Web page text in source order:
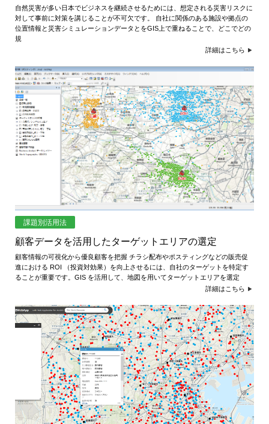
自然災害が多い日本でビジネスを継続させるためには、想定される災害リスクに
対して事前に対策を講じることが不可欠です。 自社に関係のある施設や拠点の
位置情報と災害シミュレーションデータとをGIS上で重ねることで、どこでどの
規
詳細はこちら
課題別活用法
顧客データを活用したターゲットエリアの選定
顧客情報の可視化から優良顧客を把握 チラシ配布やポスティングなどの販売促
進における ROI （投資対効果）を向上させるには、自社のターゲットを特定す
ることが重要です。GIS を活用して、地図を用いてターゲットエリアを選定
詳細はこちら